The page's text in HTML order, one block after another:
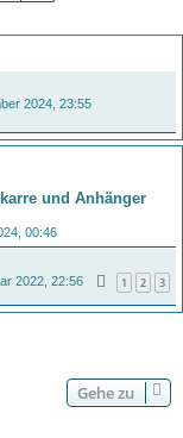
2024, 23:55
und Anhänger
00:46
2022, 22:56
1 2 3
Gehe zu